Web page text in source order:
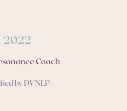
2022
Coach
by DVNLP